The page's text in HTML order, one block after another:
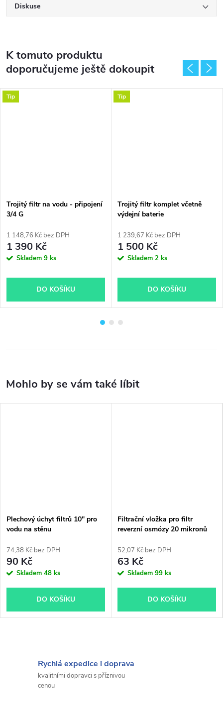
Diskuse
K tomuto produktu
doporučujeme ještě dokoupit
Tip
Trojitý filtr na vodu - připojení
3/4 G
1 148,76 Kč bez DPH
1 390 Kč
Skladem 9 ks
DO KOŠÍKU
Tip
Trojitý filtr komplet včetně
výdejní baterie
1 239,67 Kč bez DPH
1 500 Kč
Skladem 2 ks
DO KOŠÍKU
Plechový úchyt filtrů 10" pro
vodu na stěnu
74,38 Kč bez DPH
90 Kč
Skladem 48 ks
DO KOŠÍKU
Filtrační vložka pro filtr
reverzní osmózy 20 mikronů
52,07 Kč bez DPH
63 Kč
Skladem 99 ks
DO KOŠÍKU
Rychlá expedice i doprava
kvalitními dopravci s příznivou
cenou